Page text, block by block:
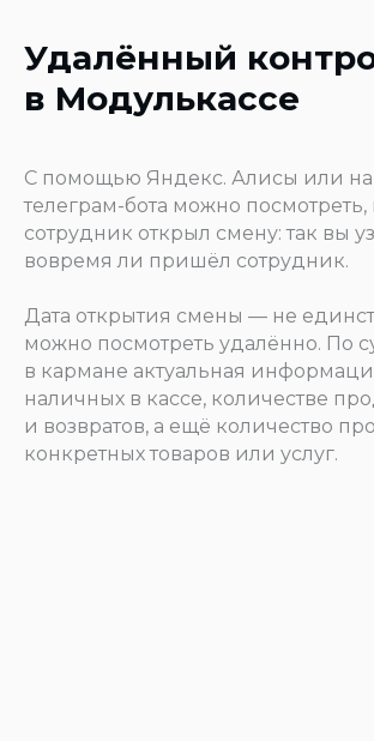
Удалённый
в Модулькассе
С помощью Яндекс. Алисы или
телеграм-бота можно посмотреть,
сотрудник открыл смену: так вы
вовремя ли пришёл сотрудник.
Дата открытия смены — не
можно посмотреть удалённо. По
в кармане актуальная
наличных в кассе, количестве
и возвратов, а ещё количество
конкретных товаров или услуг.